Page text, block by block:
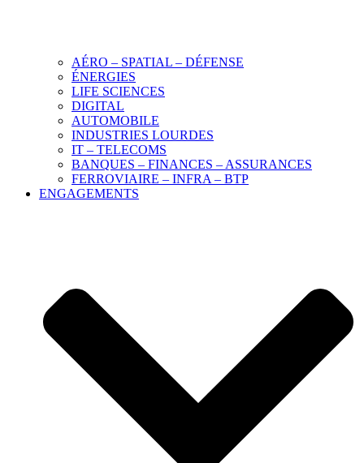
AÉRO – SPATIAL – DÉFENSE
ÉNERGIES
LIFE SCIENCES
DIGITAL
AUTOMOBILE
INDUSTRIES LOURDES
IT – TELECOMS
BANQUES – FINANCES – ASSURANCES
FERROVIAIRE – INFRA – BTP
ENGAGEMENTS